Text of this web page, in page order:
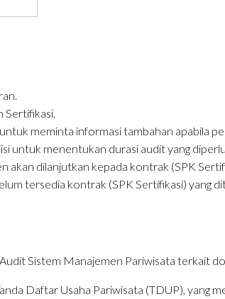
Sertifikasi.
meminta informasi tambahan apabila
untuk menentukan durasi audit yang
akan dilanjutkan kepada kontrak (SPK
tersedia kontrak (SPK Sertifikasi) yang
Sistem Manajemen Pariwisata terkait
Daftar Usaha Pariwisata (TDUP), yang